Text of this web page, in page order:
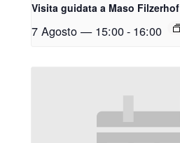
Visita guidata a Maso Filzerhof
7 Agosto — 15:00- 16:00